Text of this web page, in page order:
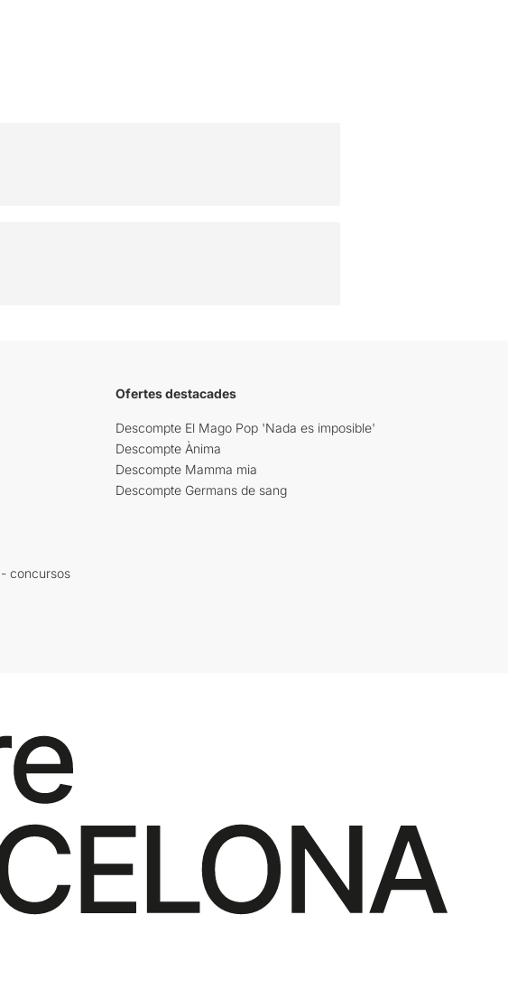
concursos
Ofertes destacades
Descompte El Mago Pop 'Nada es imposible'
Descompte Ànima
Descompte Mamma mia
Descompte Germans de sang